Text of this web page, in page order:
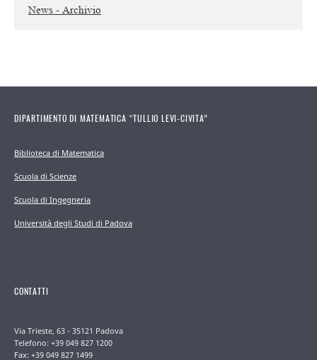
News - Archivio
DIPARTIMENTO DI MATEMATICA “TULLIO LEVI-CIVITA”
Biblioteca di Matematica
Scuola di Scienze
Scuola di Ingegneria
Università degli Studi di Padova
CONTATTI
Via Trieste, 63 - 35121 Padova
Telefono: +39 049 827 1200
Fax: +39 049 827 1499